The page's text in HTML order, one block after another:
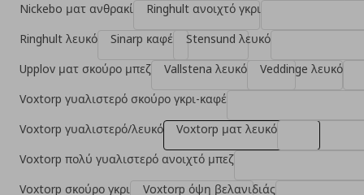
Nickebo ματ ανθρακί
Ringhult ανοιχτό γκρι
Ringhult λευκό
Sinarp καφέ
Stensund λευκό
Upplov ματ σκούρο μπεζ
Vallstena λευκό
Veddinge λευκό
Voxtorp γυαλιστερό σκούρο γκρι-καφέ
Voxtorp γυαλιστερό/λευκό
Voxtorp ματ λευκό
Voxtorp πολύ γυαλιστερό ανοιχτό μπεζ
Voxtorp σκούρο γκρι
Voxtorp όψη βελανιδιάς